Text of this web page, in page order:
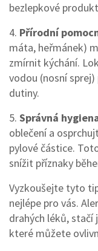
bezlepkové
4. Přírodní
máta, heřmánek)
zmírnit kýchání.
vodou (nosní
dutiny.
5. Správná
oblečení a
pylové částice.
snížit příznaky
Vyzkoušejte tyto
nejlépe pro vás.
drahých léků,
které můžete